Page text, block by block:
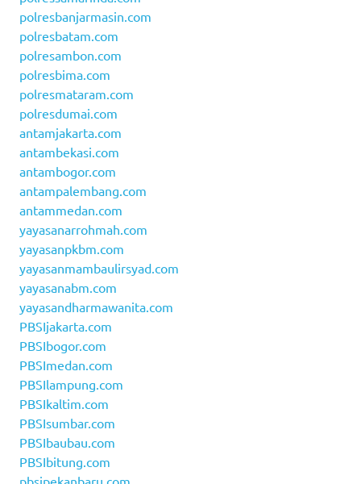
polresbanjarmasin.com
polresbatam.com
polresambon.com
polresbima.com
polresmataram.com
polresdumai.com
antamjakarta.com
antambekasi.com
antambogor.com
antampalembang.com
antammedan.com
yayasanarrohmah.com
yayasanpkbm.com
yayasanmambaulirsyad.com
yayasanabm.com
yayasandharmawanita.com
PBSIjakarta.com
PBSIbogor.com
PBSImedan.com
PBSIlampung.com
PBSIkaltim.com
PBSIsumbar.com
PBSIbaubau.com
PBSIbitung.com